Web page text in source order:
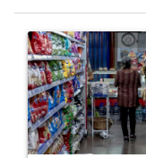
Un artículo de